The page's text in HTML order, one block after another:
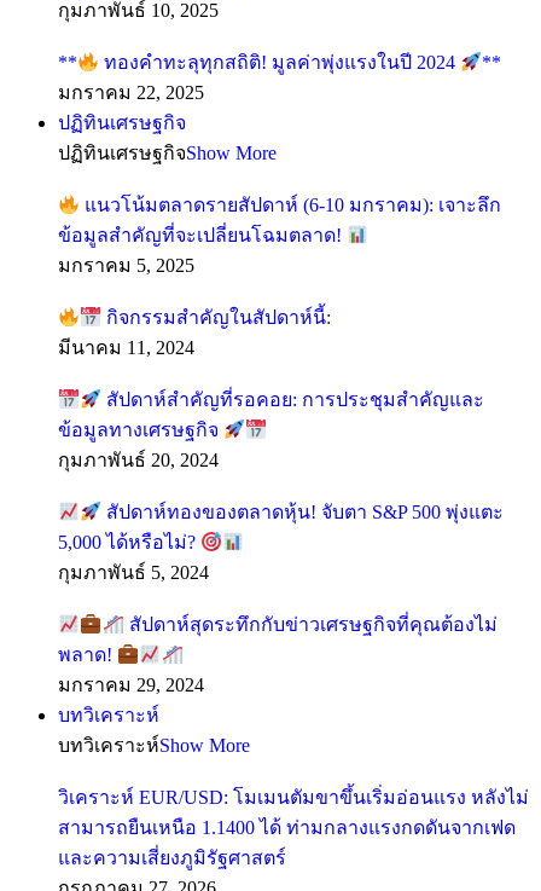
กุมภาพันธ์ 10, 2025
** ทองคำทะลุทุกสถิติ! มูลค่าพุ่งแรงในปี 2024
**
มกราคม 22, 2025
ปฏิทินเศรษฐกิจ
ปฏิทินเศรษฐกิจShow More
แนวโน้มตลาดรายสัปดาห์ (6-10 มกราคม): เจาะลึก
ข้อมูลสำคัญที่จะเปลี่ยนโฉมตลาด!
มกราคม 5, 2025
กิจกรรมสำคัญในสัปดาห์นี้:
มีนาคม 11, 2024
สัปดาห์สำคัญที่รอคอย: การประชุมสำคัญและ
ข้อมูลทางเศรษฐกิจ
กุมภาพันธ์ 20, 2024
สัปดาห์ทองของตลาดหุ้น! จับตา S&P 500 พุ่งแตะ
5,000 ได้หรือไม่?
กุมภาพันธ์ 5, 2024
สัปดาห์สุดระทึกกับข่าวเศรษฐกิจที่คุณต้องไม่
พลาด!
มกราคม 29, 2024
บทวิเคราะห์
บทวิเคราะห์Show More
วิเคราะห์ EUR/USD: โมเมนตัมขาขึ้นเริ่มอ่อนแรง หลังไม่
สามารถยืนเหนือ 1.1400 ได้ ท่ามกลางแรงกดดันจากเฟด
และความเสี่ยงภูมิรัฐศาสตร์